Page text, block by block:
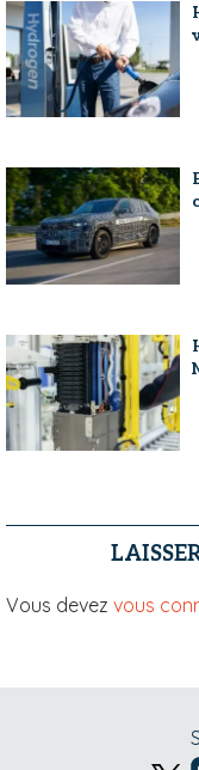
Vous devez vous